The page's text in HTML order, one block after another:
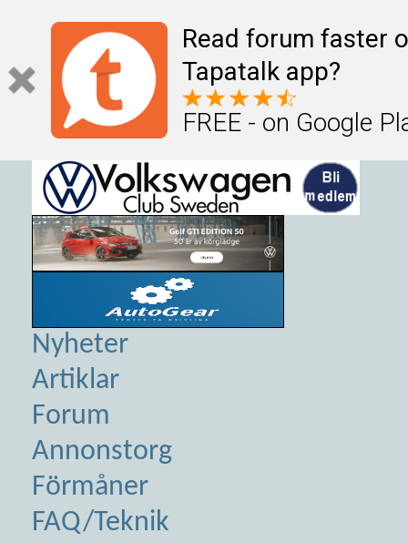
Read forum faster
Tapatalk app?
FREE - on Google
Nyheter
Artiklar
Forum
Annonstorg
Förmåner
FAQ/Teknik